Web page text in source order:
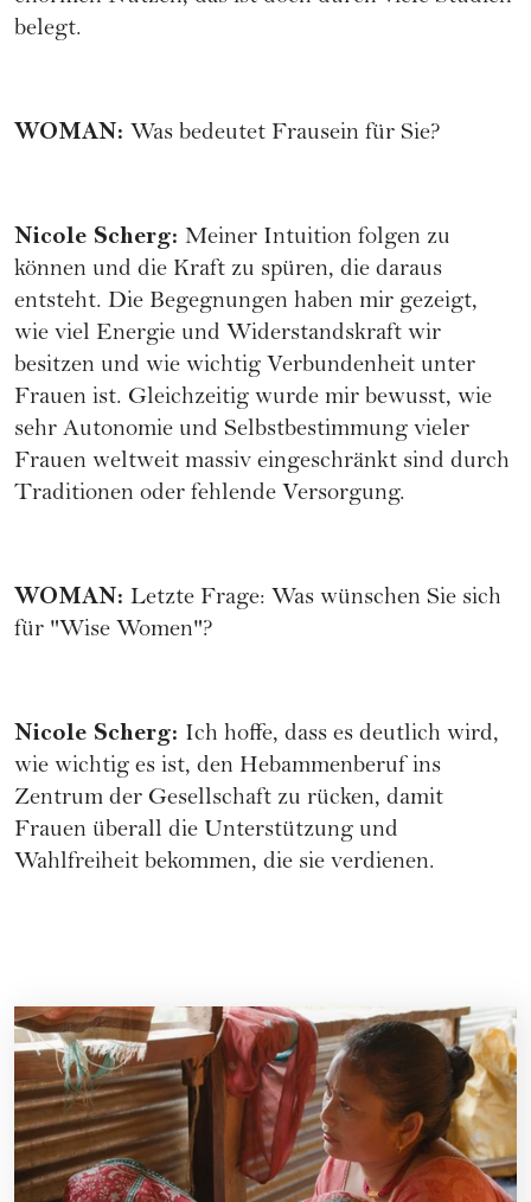
belegt.
WOMAN: Was bedeutet Frausein für Sie?
Nicole Scherg: Meiner Intuition folgen zu
können und die Kraft zu spüren, die daraus
entsteht. Die Begegnungen haben mir gezeigt,
wie viel Energie und Widerstandskraft wir
besitzen und wie wichtig Verbundenheit unter
Frauen ist. Gleichzeitig wurde mir bewusst, wie
sehr Autonomie und Selbstbestimmung vieler
Frauen weltweit massiv eingeschränkt sind durch
Traditionen oder fehlende Versorgung.
WOMAN: Letzte Frage: Was wünschen Sie sich
für "Wise Women"?
Nicole Scherg: Ich hoffe, dass es deutlich wird,
wie wichtig es ist, den Hebammenberuf ins
Zentrum der Gesellschaft zu rücken, damit
Frauen überall die Unterstützung und
Wahlfreiheit bekommen, die sie verdienen.